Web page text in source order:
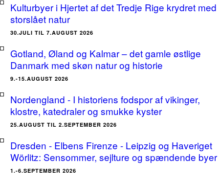
Kulturbyer i Hjertet af det Tredje Rige krydret med
storslået natur
30.JULI TIL 7.AUGUST 2026
Gotland, Øland og Kalmar – det gamle østlige
Danmark med skøn natur og historie
9.-15.AUGUST 2026
Nordengland - I historiens fodspor af vikinger,
klostre, katedraler og smukke kyster
25.AUGUST TIL 2.SEPTEMBER 2026
Dresden - Elbens Firenze - Leipzig og Haveriget
Wörlitz: Sensommer, sejlture og spændende byer
1.-6.SEPTEMBER 2026